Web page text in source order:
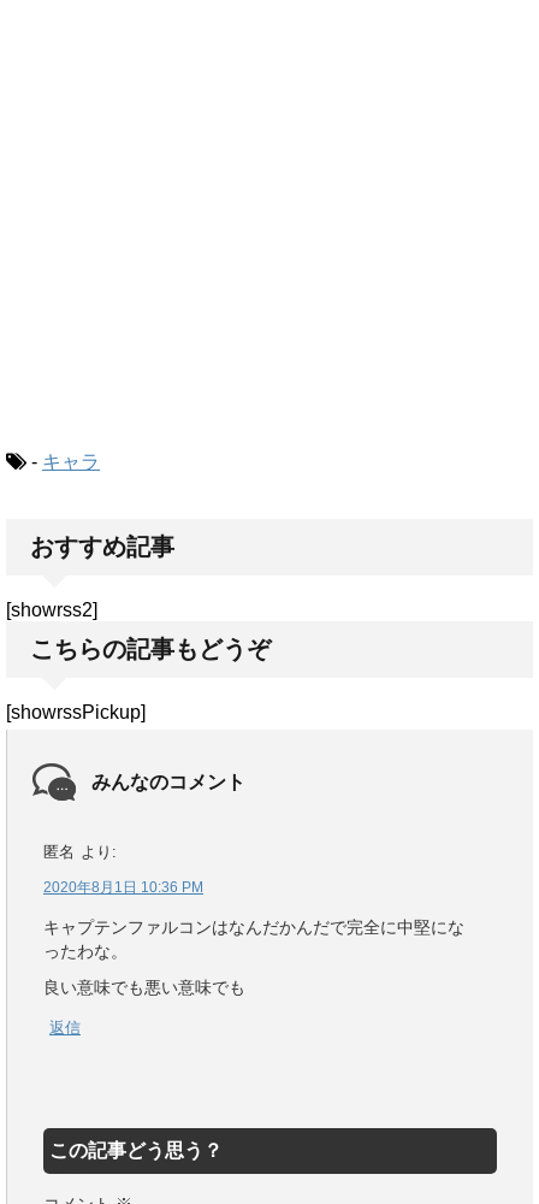
- キャラ
おすすめ記事
[showrss2]
こちらの記事もどうぞ
[showrssPickup]
みんなのコメント
匿名 より:
2020年8月1日 10:36 PM
キャプテンファルコンはなんだかんだで完全に中堅にな
ったわな。
良い意味でも悪い意味でも
返信
この記事どう思う？